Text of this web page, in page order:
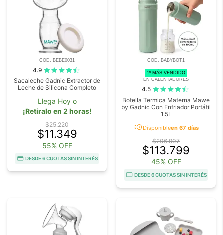
COD. BEBE0031
4.9
Sacaleche Gadnic Extractor de
Leche de Silicona Completo
Llega Hoy o
¡Retiralo en 2 horas!
$25.220
$11.349
55% OFF
DESDE 6 CUOTAS SIN INTERÉS
COD. BABYBOT1
1º MÁS VENDIDO
EN CALENTADORES
4.5
Botella Termica Materna Mawe
by Gadnic Con Enfriador Portátil
1.5L
acuteDisponibleen 67 días
$206.907
$113.799
45% OFF
DESDE 6 CUOTAS SIN INTERÉS